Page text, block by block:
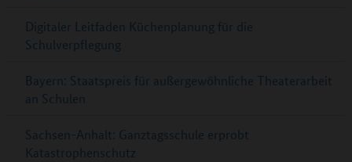
Digitaler Leitfaden Küchenplanung für die
Schulverpflegung
Bayern: Staatspreis für außergewöhnliche Theaterarbeit
an Schulen
Sachsen-Anhalt: Ganztagsschule erprobt
Katastrophenschutz